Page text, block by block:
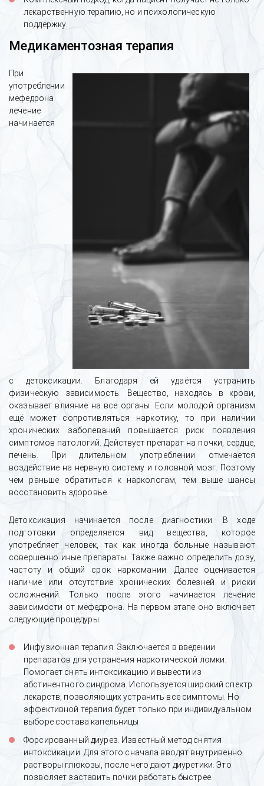
лекарственную терапию, но и психологическую
поддержку.
Медикаментозная терапия
При
употреблении
мефедрона
лечение
начинается
с детоксикации. Благодаря ей удаётся устранить
физическую зависимость. Вещество, находясь в крови,
оказывает влияние на все органы. Если молодой организм
ещё может сопротивляться наркотику, то при наличии
хронических заболеваний повышается риск появления
симптомов патологий. Действует препарат на почки, сердце,
печень. При длительном употреблении отмечается
воздействие на нервную систему и головной мозг. Поэтому
чем раньше обратиться к наркологам, тем выше шансы
восстановить здоровье.
Детоксикация начинается после диагностики. В ходе
подготовки определяется вид вещества, которое
употребляет человек, так как иногда больные называют
совершенно иные препараты. Также важно определить дозу,
частоту и общий срок наркомании. Далее оценивается
наличие или отсутствие хронических болезней и риски
осложнений. Только после этого начинается лечение
зависимости от мефедрона. На первом этапе оно включает
следующие процедуры:
Инфузионная терапия. Заключается в введении
препаратов для устранения наркотической ломки.
Помогает снять интоксикацию и вывести из
абстинентного синдрома. Используется широкий спектр
лекарств, позволяющих устранить все симптомы. Но
эффективной терапия будет только при индивидуальном
выборе состава капельницы.
Форсированный диурез. Известный метод снятия
интоксикации. Для этого сначала вводят внутривенно
растворы глюкозы, после чего дают диуретики. Это
позволяет заставить почки работать быстрее.